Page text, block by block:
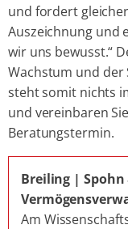
und fordert
Auszeichnung und
wir uns bewusst.“
Wachstum und der
steht somit nichts
und vereinbaren
Beratungstermin.
Breiling | Spohn
Am